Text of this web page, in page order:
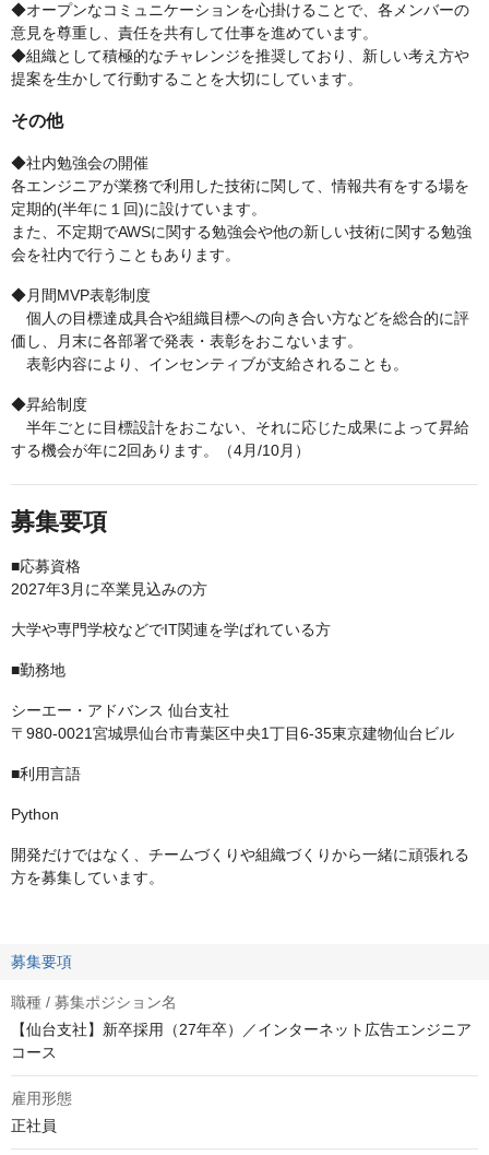
◆オープンなコミュニケーションを心掛けることで、各メンバーの
意見を尊重し、責任を共有して仕事を進めています。
◆組織として積極的なチャレンジを推奨しており、新しい考え方や
提案を生かして行動することを大切にしています。
その他
◆社内勉強会の開催
各エンジニアが業務で利用した技術に関して、情報共有をする場を
定期的(半年に１回)に設けています。
また、不定期でAWSに関する勉強会や他の新しい技術に関する勉強
会を社内で行うこともあります。
◆月間MVP表彰制度
個人の目標達成具合や組織目標への向き合い方などを総合的に評
価し、月末に各部署で発表・表彰をおこないます。
表彰内容により、インセンティブが支給されることも。
◆昇給制度
半年ごとに目標設計をおこない、それに応じた成果によって昇給
する機会が年に2回あります。（4月/10月）
募集要項
■応募資格
2027年3月に卒業見込みの方
大学や専門学校などでIT関連を学ばれている方
■勤務地
シーエー・アドバンス 仙台支社
〒980-0021宮城県仙台市青葉区中央1丁目6-35東京建物仙台ビル
■利用言語
Python
開発だけではなく、チームづくりや組織づくりから一緒に頑張れる
方を募集しています。
募集要項
職種 / 募集ポジション名
【仙台支社】新卒採用（27年卒）／インターネット広告エンジニア
コース
雇用形態
正社員